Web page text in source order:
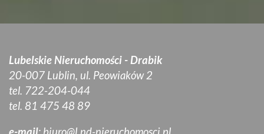
Lubelskie Nieruchomości - Drabik
20-007 Lublin, ul. Peowiaków 2
tel. 722-204-044
tel. 81 475 48 89